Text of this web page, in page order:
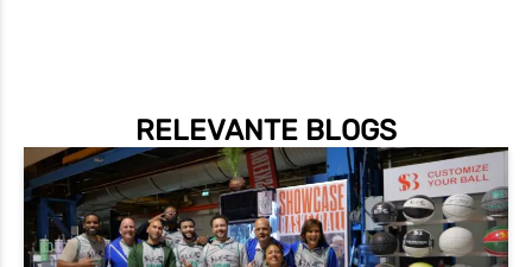
RELEVANTE BLOGS